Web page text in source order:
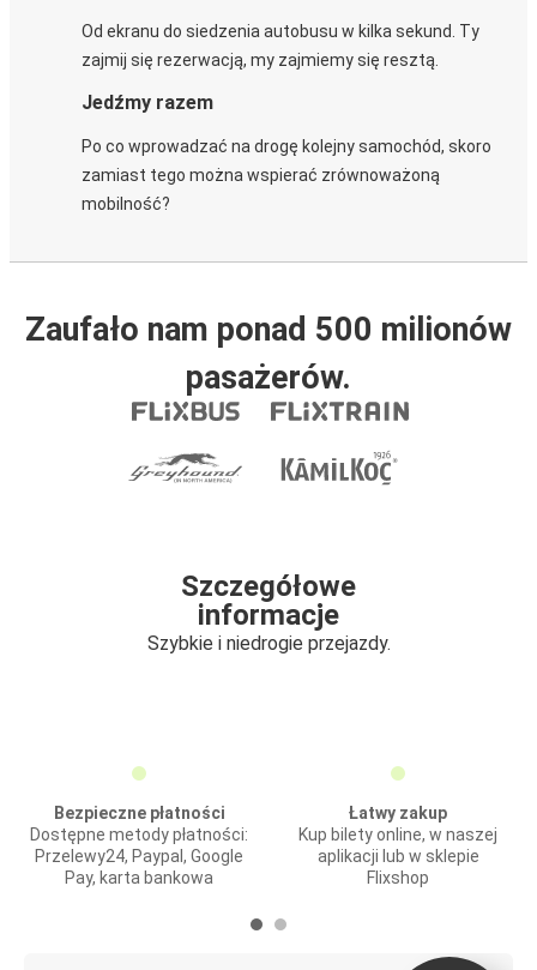
Od ekranu do siedzenia autobusu w kilka sekund. Ty
zajmij się rezerwacją, my zajmiemy się resztą.
Jedźmy razem
Po co wprowadzać na drogę kolejny samochód, skoro
zamiast tego można wspierać zrównoważoną
mobilność?
Zaufało nam ponad 500 milionów
pasażerów.
Szczegółowe
informacje
Szybkie i niedrogie przejazdy.
Bezpieczne płatności
Dostępne metody płatności:
Przelewy24, Paypal, Google
Pay, karta bankowa
Łatwy zakup
Kup bilety online, w naszej
aplikacji lub w sklepie
Flixshop